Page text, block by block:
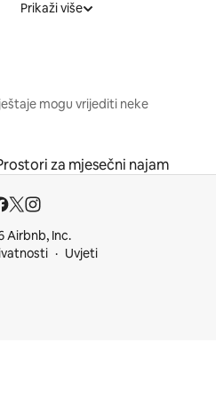
Prikaži više
mogu vrijediti neke
za mjesečni najam
Airbnb, Inc.
Uvjeti